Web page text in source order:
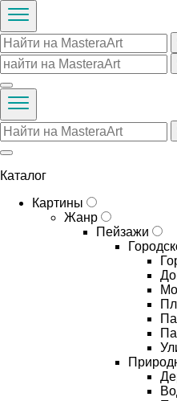
Каталог
Картины
Жанр
Пейзажи